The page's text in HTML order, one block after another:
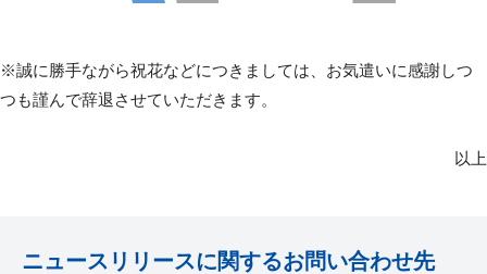
※誠に勝手ながら祝花などにつきましては、お気遣いに感謝しつ
つも謹んで辞退させていただきます。
以上
ニュースリリースに関するお問い合わせ先